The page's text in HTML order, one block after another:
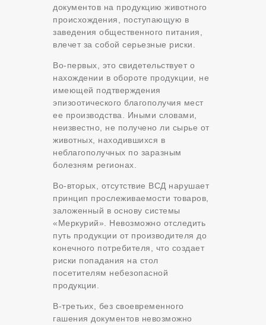
документов на продукцию животного
происхождения, поступающую в
заведения общественного питания,
влечет за собой серьезные риски.
Во-первых, это свидетельствует о
нахождении в обороте продукции, не
имеющей подтверждения
эпизоотического благополучия мест
ее производства. Иными словами,
неизвестно, не получено ли сырье от
животных, находившихся в
неблагополучных по заразным
болезням регионах.
Во-вторых, отсутствие ВСД нарушает
принцип прослеживаемости товаров,
заложенный в основу системы
«Меркурий». Невозможно отследить
путь продукции от производителя до
конечного потребителя, что создает
риски попадания на стол
посетителям небезопасной
продукции.
В-третьих, без своевременного
гашения документов невозможно